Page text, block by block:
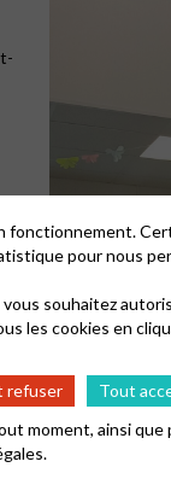
pour nous
souhaitez
les cookies en
refuser
Tout
moment, ainsi que